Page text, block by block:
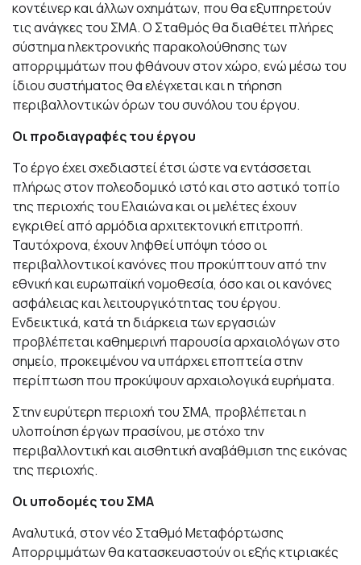
κοντέινερ και άλλων οχημάτων, που θα εξυπηρετούν
τις ανάγκες του ΣΜΑ. Ο Σταθμός θα διαθέτει πλήρες
σύστημα ηλεκτρονικής παρακολούθησης των
απορριμμάτων που φθάνουν στον χώρο, ενώ μέσω του
ίδιου συστήματος θα ελέγχεται και η τήρηση
περιβαλλοντικών όρων του συνόλου του έργου.
Οι προδιαγραφές του έργου
Το έργο έχει σχεδιαστεί έτσι ώστε να εντάσσεται
πλήρως στον πολεοδομικό ιστό και στο αστικό τοπίο
της περιοχής του Ελαιώνα και οι μελέτες έχουν
εγκριθεί από αρμόδια αρχιτεκτονική επιτροπή.
Ταυτόχρονα, έχουν ληφθεί υπόψη τόσο οι
περιβαλλοντικοί κανόνες που προκύπτουν από την
εθνική και ευρωπαϊκή νομοθεσία, όσο και οι κανόνες
ασφάλειας και λειτουργικότητας του έργου.
Ενδεικτικά, κατά τη διάρκεια των εργασιών
προβλέπεται καθημερινή παρουσία αρχαιολόγων στο
σημείο, προκειμένου να υπάρχει εποπτεία στην
περίπτωση που προκύψουν αρχαιολογικά ευρήματα.
Στην ευρύτερη περιοχή του ΣΜΑ, προβλέπεται η
υλοποίηση έργων πρασίνου, με στόχο την
περιβαλλοντική και αισθητική αναβάθμιση της εικόνας
της περιοχής.
Οι υποδομές του ΣΜΑ
Αναλυτικά, στον νέο Σταθμό Μεταφόρτωσης
Απορριμμάτων θα κατασκευαστούν οι εξής κτιριακές